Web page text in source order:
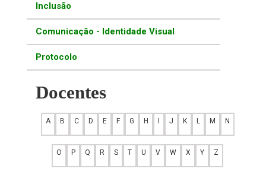
Inclusão
Comunicação - Identidade Visual
Protocolo
Docentes
A B C D E F G H J K L M N
O P Q R S T U V W X Y Z